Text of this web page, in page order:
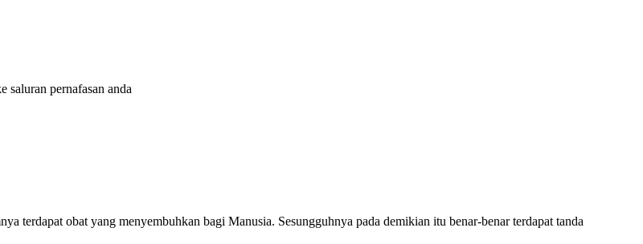
saluran pernafasan anda
terdapat obat yang menyembuhkan bagi Manusia. Sesungguhnya pada demikian itu benar-benar terdapat tanda